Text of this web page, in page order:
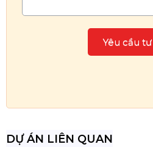
DỰ ÁN LIÊN QUAN